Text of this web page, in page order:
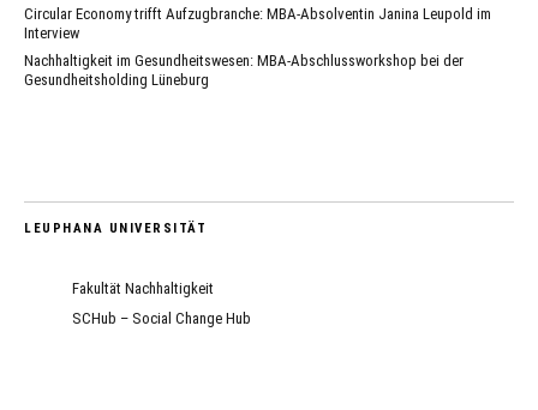
Circular Economy trifft Aufzugbranche: MBA-Absolventin Janina Leupold im
Interview
Nachhaltigkeit im Gesundheitswesen: MBA-Abschlussworkshop bei der
Gesundheitsholding Lüneburg
LEUPHANA UNIVERSITÄT
Fakultät Nachhaltigkeit
SCHub – Social Change Hub